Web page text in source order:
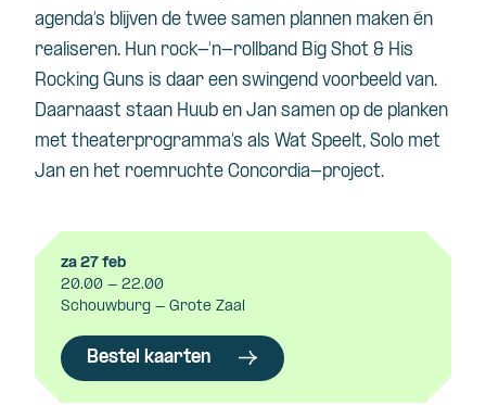
agenda’s blijven de twee samen plannen maken én
realiseren. Hun rock-‘n-rollband Big Shot & His
Rocking Guns is daar een swingend voorbeeld van.
Daarnaast staan Huub en Jan samen op de planken
met theaterprogramma’s als Wat Speelt, Solo met
Jan en het roemruchte Concordia-project.
za 27 feb
20.00 - 22.00
Schouwburg - Grote Zaal
Bestel kaarten